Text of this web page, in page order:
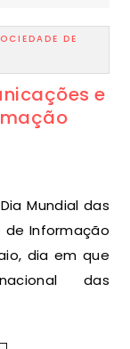
DE
e
de Informação
dia em que
das